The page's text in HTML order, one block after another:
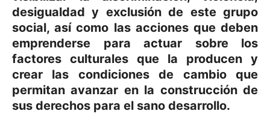
desigualdad y exclusión de este grupo
social, así como las acciones que deben
emprenderse para actuar sobre los
factores culturales que la producen y
crear las condiciones de cambio que
permitan avanzar en la construcción de
sus derechos para el sano desarrollo.